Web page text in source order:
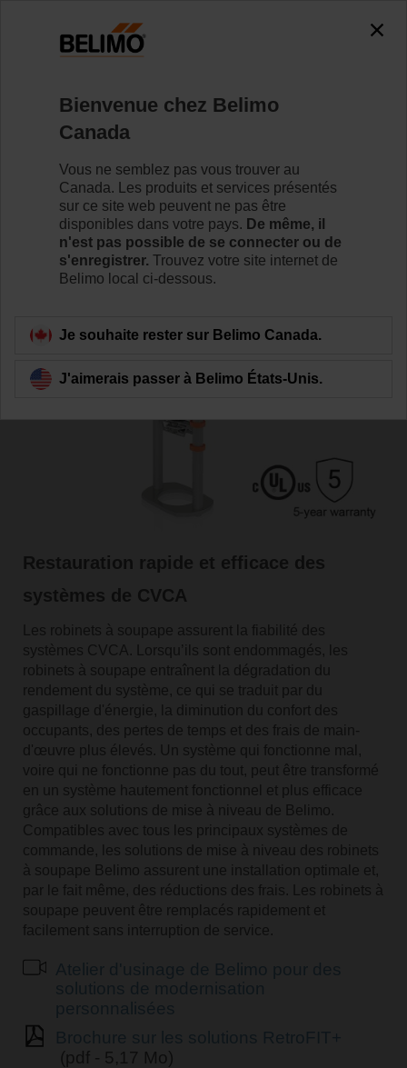
Accueil RetroFIT
Solutions de remplacement
pour les robinets à soupape
Restauration rapide et efficace des
systèmes de CVCA
Les robinets à soupape assurent la fiabilité des
systèmes CVCA. Lorsqu’ils sont endommagés, les
robinets à soupape entraînent la dégradation du
rendement du système, ce qui se traduit par du
gaspillage d'énergie, la diminution du confort des
occupants, des pertes de temps et des frais de main-
d'œuvre plus élevés. Un système qui fonctionne mal,
voire qui ne fonctionne pas du tout, peut être transformé
en un système hautement fonctionnel et plus efficace
grâce aux solutions de mise à niveau de Belimo.
Compatibles avec tous les principaux systèmes de
commande, les solutions de mise à niveau des robinets
à soupape Belimo assurent une installation optimale et,
par le fait même, des réductions des frais. Les robinets à
soupape peuvent être remplacés rapidement et
facilement sans interruption de service.
(pdf - 5,17 Mo)
Bienvenue chez Belimo
Canada
Vous ne semblez pas vous trouver au
Canada. Les produits et services présentés
sur ce site web peuvent ne pas être
disponibles dans votre pays. De même, il
n'est pas possible de se connecter ou de
s'enregistrer. Trouvez votre site internet de
Belimo local ci-dessous.
Je souhaite rester sur Belimo Canada.
J'aimerais passer à Belimo États-Unis.